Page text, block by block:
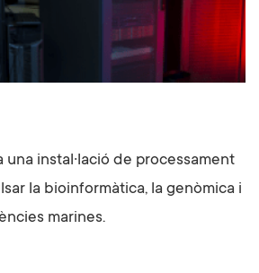
una instal·lació de processament
la bioinformàtica, la genòmica i
marines.